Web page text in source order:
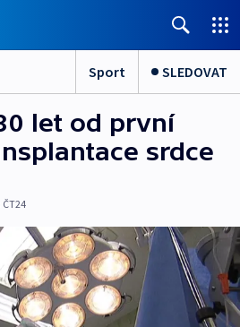
Sport SLEDOVAT
let od první
srdce
ČT24